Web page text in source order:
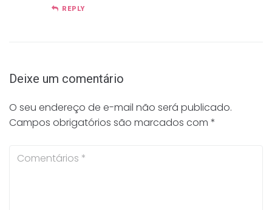
REPLY
Deixe um comentário
O seu endereço de e-mail não será publicado.
Campos obrigatórios são marcados com *